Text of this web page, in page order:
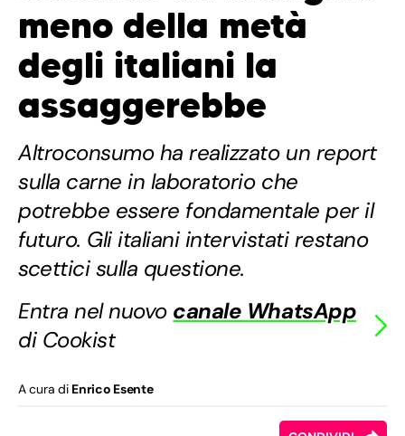
meno della metà
degli italiani la
assaggerebbe
Altroconsumo ha realizzato un report
sulla carne in laboratorio che
potrebbe essere fondamentale per il
futuro. Gli italiani intervistati restano
scettici sulla questione.
Entra nel nuovo canale WhatsApp
di Cookist
A cura di Enrico Esente